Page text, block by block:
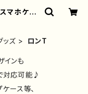
マホケー
ッズ ロンT
インも
対応可能♪
ース等、